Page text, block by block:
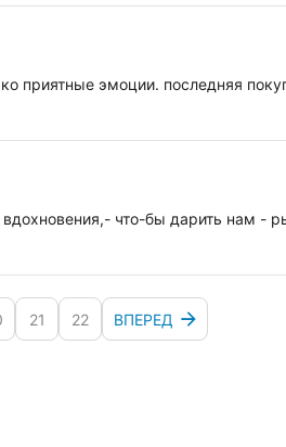
приятные эмоции. последняя
что-бы дарить нам -
21 22 ВПЕРЕД